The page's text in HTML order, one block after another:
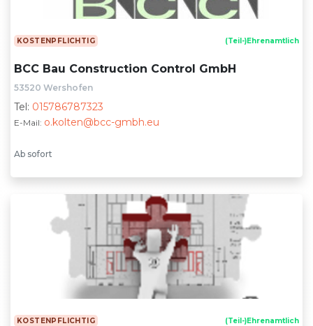
KOSTENPFLICHTIG (Teil-)Ehrenamtlich
BCC Bau Construction Control GmbH
53520 Wershofen
Tel: 015786787323
E-Mail: o.kolten@bcc-gmbh.eu
Ab sofort
KOSTENPFLICHTIG (Teil-)Ehrenamtlich